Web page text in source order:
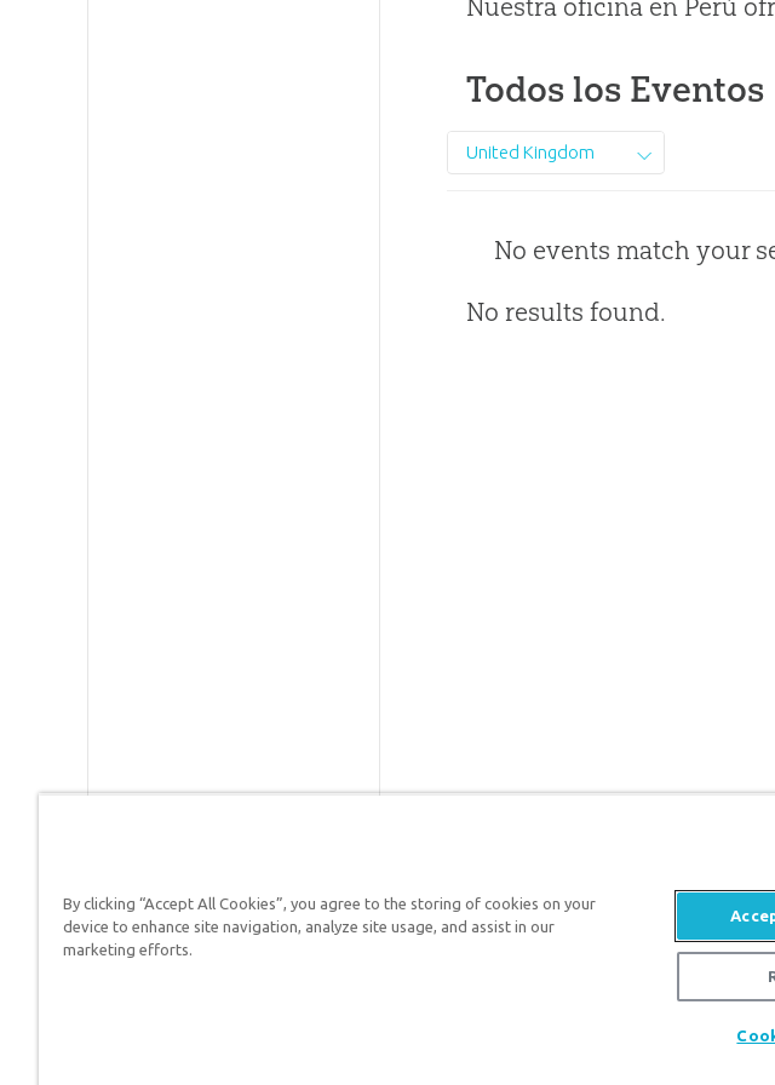
Nuestra oficina en Perú
Todos los Eventos
United Kingdom
No events match your
No results found.
Respuestas en Génesis es un ministerio de apologética,
defender su fe y proclamar el evangelio de Jesucristo.
By clicking “Accept All Cookies”, you agree to the storing of cookies on your
device to enhance site navigation, analyze site usage, and assist in our
marketing efforts.